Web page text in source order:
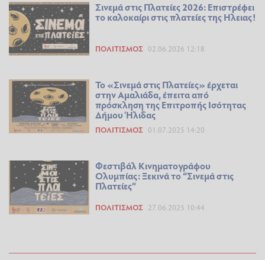
Σινεμά στις Πλατείες 2026: Επιστρέφει
το καλοκαίρι στις πλατείες της Ηλειας!
ΠΟΛΙΤΙΣΜΌΣ 02.06.2026 12:18
Το «Σινεμά στις Πλατείες» έρχεται
στην Αμαλιάδα, έπειτα από
πρόσκληση της Επιτροπής Ισότητας
Δήμου Ήλιδας
ΠΟΛΙΤΙΣΜΌΣ 01.07.2025 14:20
Φεστιβάλ Κινηματογράφου
Ολυμπίας: Ξεκινά το “Σινεμά στις
Πλατείες”
ΠΟΛΙΤΙΣΜΌΣ 27.06.2025 10:44